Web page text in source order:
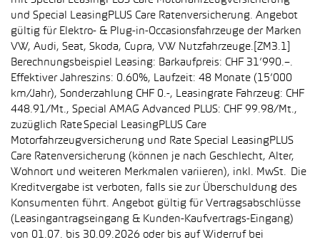
und Special LeasingPLUS Care Ratenversicherung. Angebot
gültig für Elektro- & Plug-in-Occasionsfahrzeuge der Marken
VW, Audi, Seat, Skoda, Cupra, VW Nutzfahrzeuge.[ZM3.1]
Berechnungsbeispiel Leasing: Barkaufpreis: CHF 31’990.–.
Effektiver Jahreszins: 0.60%, Laufzeit: 48 Monate (15’000
km/Jahr), Sonderzahlung CHF 0.-, Leasingrate Fahrzeug: CHF
448.91/Mt., Special AMAG Advanced PLUS: CHF 99.98/Mt.,
zuzüglich Rate Special LeasingPLUS Care
Motorfahrzeugversicherung und Rate Special LeasingPLUS
Care Ratenversicherung (können je nach Geschlecht, Alter,
Wohnort und weiteren Merkmalen variieren), inkl. MwSt. Die
Kreditvergabe ist verboten, falls sie zur Überschuldung des
Konsumenten führt. Angebot gültig für Vertragsabschlüsse
(Leasingantragseingang & Kunden-Kaufvertrags-Eingang)
von 01.07. bis 30.09.2026 oder bis auf Widerruf bei